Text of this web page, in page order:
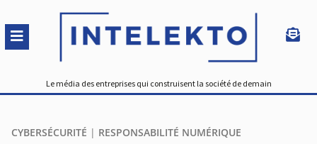
Le média des entreprises qui construisent la société de demain
CYBERSÉCURITÉ | RESPONSABILITÉ NUMÉRIQUE